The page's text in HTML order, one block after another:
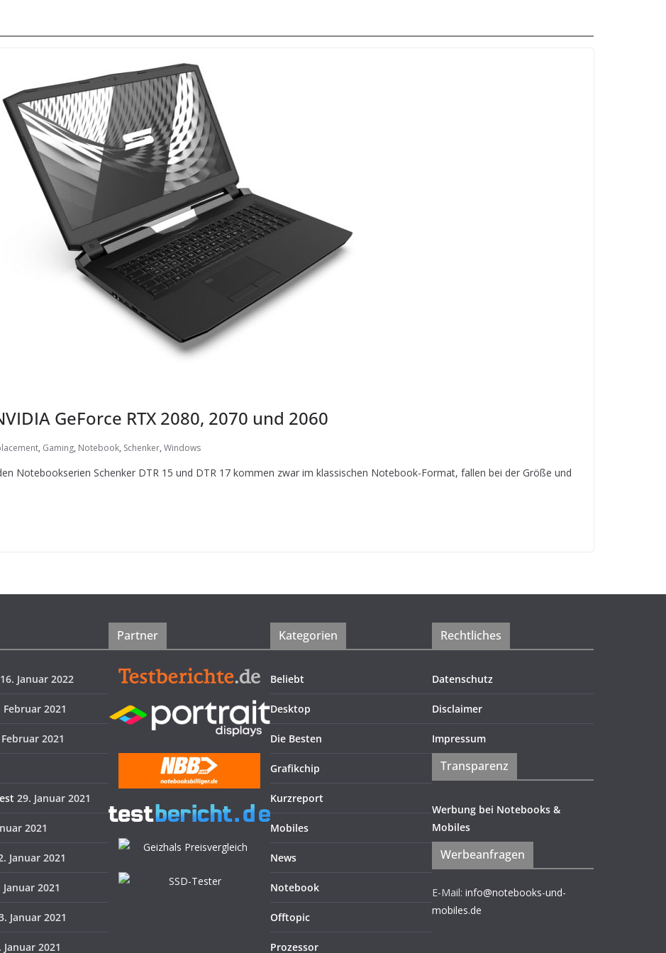
GeForce RTX 2080, 2070 und 2060
, Gaming, Notebook, Schenker, Windows
Notebookserien Schenker DTR 15 und DTR 17 kommen zwar im klassischen Notebook-Format, fallen bei der Größe und
16. Januar 2022
Februar 2021
2021
29. Januar 2021
2021
Januar 2021
Januar 2021
Januar 2021
Januar 2021
Partner Kategorien
Beliebt
Desktop
Die Besten
Grafikchip
Kurzreport
Mobiles
News
Notebook
Offtopic
Prozessor
Rechtliches
Datenschutz
Disclaimer
Impressum
Transparenz
Werbung bei Notebooks &
Mobiles
Werbeanfragen
E-Mail: info@notebooks-und-
mobiles.de